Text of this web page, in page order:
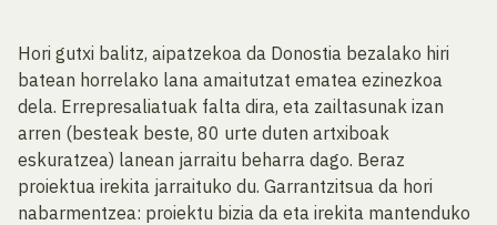
Hori gutxi balitz, aipatzekoa da Donostia bezalako hiri
batean horrelako lana amaitutzat ematea ezinezkoa
dela. Errepresaliatuak falta dira, eta zailtasunak izan
arren (besteak beste, 80 urte duten artxiboak
eskuratzea) lanean jarraitu beharra dago. Beraz
proiektua irekita jarraituko du. Garrantzitsua da hori
nabarmentzea: proiektu bizia da eta irekita mantenduko